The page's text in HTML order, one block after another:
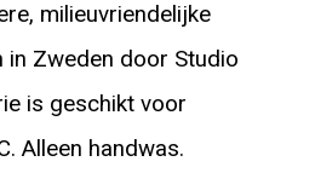
milieuvriendelijke
Zweden door Studio
is geschikt voor
Alleen handwas.